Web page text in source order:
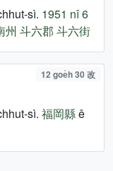
sì. 1951 nî6
州 斗六郡 斗六街
12 goe̍h 30 改
sì. 福岡縣ê